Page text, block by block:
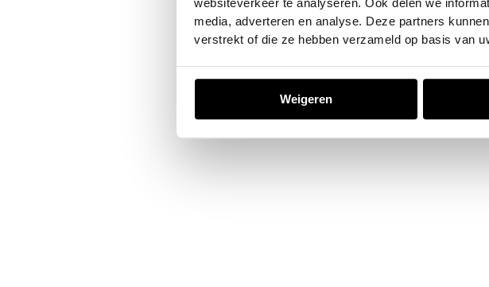
websiteverkeer te analyseren. Ook delen we
media, adverteren en analyse. Deze partners
verstrekt of die ze hebben verzameld op basis van
Weigeren